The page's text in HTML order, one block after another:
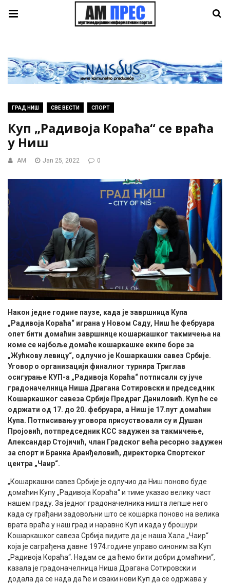
ГРАД НИШ СВЕ ВЕСТИ СПОРТ
Куп „Радивоја Кораћа“ се враћа
у Ниш
AM Jan 25, 2022 0
Након једне године паузе, када је завршница Купа
„Радивоја Кораћа“ играна у Новом Саду, Ниш ће фебруара
опет бити домаћин завршнице кошаркашког такмичења на
коме се најбоље домаће кошаркашке екипе боре за
„Жућкову левицу“, одлучио је Кошаркашки савез Србије.
Уговор о организацији финалног турнира Триглав
осигурање КУП-а „Радивоја Кораћа“ потписали су јуче
градоначелница Ниша Драгана Сотировски и председник
Кошаркашког савеза Србије Предраг Даниловић. Куп ће се
одржати од 17. до 20. фебруара, а Ниш је 17.пут домаћин
Купа. Потписивању уговора присуствовали су и Душан
Пројовић, потпредседник КСС задужен за такмичење,
Александар Стојичић, члан Градског већа ресорно задужен
за спорт и Бранка Аранђеловић, директорка Спортског
центра „Чаир“.
„Кошаркашки савез Србије је одлучио да Ниш поново буде
домаћин Купу „Радивоја Кораћа“ и тиме указао велику част
нашем граду. За једног градоначелника ништа лепше него
када су грађани задовољни што се кошарка поново на велика
врата враћа у наш град и наравно Куп и када у брошури
Кошаркашког савеза Србија видите да је наша Хала „Чаир“
која је саграђена давне 1974.године управо синоним за Куп
„Радивоја Кораћа“. Надам се да ћемо бити добри домаћини“,
казала је градоначелница Ниша Драгана Сотировски и
додала да се нада да ће и сваки нови Куп да се одржава у